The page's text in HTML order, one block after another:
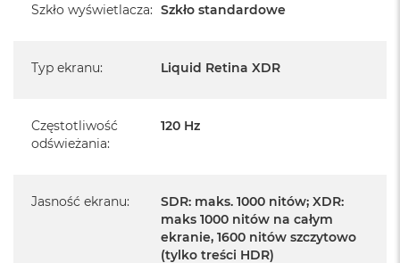
serwisowym Apple na terenie całego świata.
Szczegółowe informacje na ten temat uzyskają Państwo
Posiada fabryczne opakowanie
Język polski wybieramy przy pierwszym uruchomieniu
Szkło wyświetlacza: Szkło standardowe
Typ ekranu: Liquid Retina XDR
Częstotliwość
odświeżania:
120 Hz
Jasność ekranu:
SDR: maks. 1000 nitów; XDR:
maks 1000 nitów na całym
ekranie, 1600 nitów szczytowo
(tylko treści HDR)